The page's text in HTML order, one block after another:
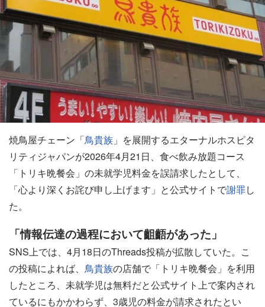
焼鳥屋チェーン「鳥貴族 」を展開するエターナルホスピタ
リティジャパンが2026年4月21日、食べ飲み放題コース
「トリキ晩餐会」の未就学児料金を誤請求したとして、
「心より深くお詫び申し上げます」と公式サイトで謝罪し
た。
「情報伝達の過程において齟齬があった」
SNS上では、4月18日のThreads投稿が拡散していた。こ
の投稿によれば、 鳥貴族の店舗で「トリキ晩餐会」を利用
したところ、未就学児は無料だと公式サイト上で案内され
ているにもかかわらず、3歳児の料金が請求されたとい